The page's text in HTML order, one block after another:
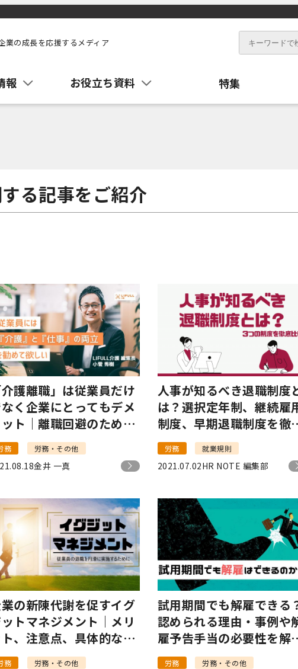
業の成長を応援するメディア
報 お役立ち資料 特集
る記事をご紹介
介護離職」は従業員だけ
く企業にとってもデメ
ット｜離職回避のために
べきこと
務 労務・その他
金井 一真
人事が知るべき退職制度
は？選択定年制、継続雇
制度、早期退職制度を徹
比較！
労務 就業規則
2021.07.02HR NOTE 編集部
の新陳代謝を促すイグ
トマネジメント｜メリ
、注意点、具体的な施
とは
務 労務・その他
試用期間でも解雇できる
認められる理由・事例や
雇予告手当の必要性を解
説！
労務 労務・その他